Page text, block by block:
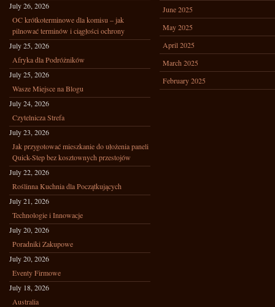
July 26, 2026
OC krótkoterminowe dla komisu – jak
pilnować terminów i ciągłości ochrony
July 25, 2026
Afryka dla Podróżników
July 25, 2026
Wasze Miejsce na Blogu
July 24, 2026
Czytelnicza Strefa
July 23, 2026
Jak przygotować mieszkanie do ułożenia paneli
Quick-Step bez kosztownych przestojów
July 22, 2026
Roślinna Kuchnia dla Początkujących
July 21, 2026
Technologie i Innowacje
July 20, 2026
Poradniki Zakupowe
July 20, 2026
Eventy Firmowe
July 18, 2026
Australia
June 2025
May 2025
April 2025
March 2025
February 2025